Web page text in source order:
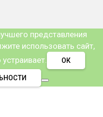
представления
использовать сайт,
ОК